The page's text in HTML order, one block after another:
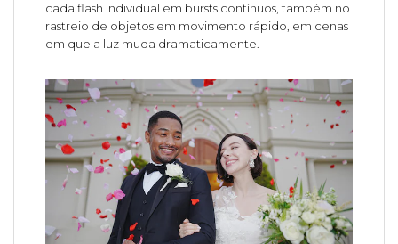
cada flash individual em bursts contínuos, também no
rastreio de objetos em movimento rápido, em cenas
em que a luz muda dramaticamente.